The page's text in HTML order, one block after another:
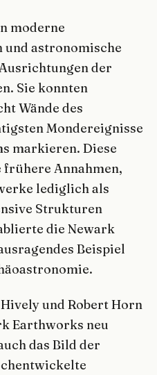
moderne
und astronomische
der
Sie konnten
Wände des
Mondereignisse
markieren. Diese
Annahmen,
lediglich als
Strukturen
die Newark
Beispiel
und Robert Horn
Earthworks neu
das Bild der